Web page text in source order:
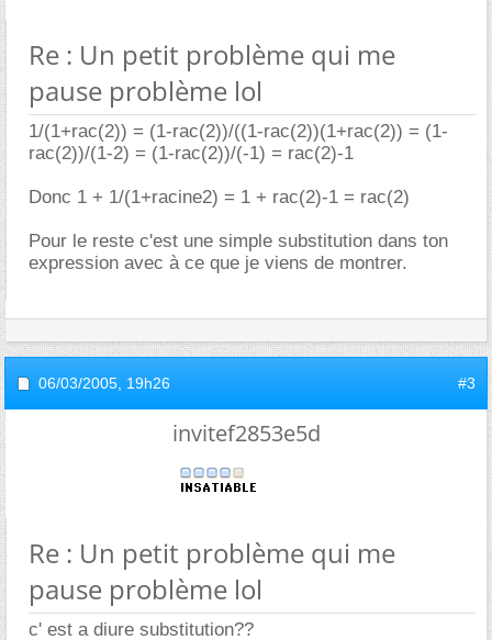
Re : Un petit problème qui me
pause problème lol
1/(1+rac(2)) = (1-rac(2))/((1-rac(2))(1+rac(2)) = (1-
rac(2))/(1-2) = (1-rac(2))/(-1) = rac(2)-1
Donc 1 + 1/(1+racine2) = 1 + rac(2)-1 = rac(2)
Pour le reste c'est une simple substitution dans ton
expression avec à ce que je viens de montrer.
06/03/2005, 19h26 #3
invitef2853e5d
Re : Un petit problème qui me
pause problème lol
c' est a diure substitution??